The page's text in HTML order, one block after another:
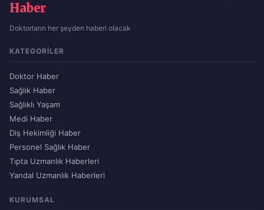
Haber
Doktorların her şeyden haberi olacak
KATEGORILER
Doktor Haber
Sağlık Haber
Sağlıklı Yaşam
Medi Haber
Diş Hekimliği Haber
Personel Sağlık Haber
Tıpta Uzmanlık Haberleri
Yandal Uzmanlık Haberleri
KURUMSAL